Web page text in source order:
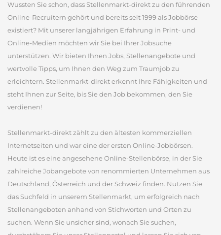
Wussten Sie schon, dass Stellenmarkt-direkt zu den führenden
Online-Recruitern gehört und bereits seit 1999 als Jobbörse
existiert? Mit unserer langjährigen Erfahrung in Print- und
Online-Medien möchten wir Sie bei Ihrer Jobsuche
unterstützen. Wir bieten Ihnen Jobs, Stellenangebote und
wertvolle Tipps, um Ihnen den Weg zum Traumjob zu
erleichtern. Stellenmarkt-direkt erkennt Ihre Fähigkeiten und
steht Ihnen zur Seite, bis Sie den Job bekommen, den Sie
verdienen!
Stellenmarkt-direkt zählt zu den ältesten kommerziellen
Internetseiten und war eine der ersten Online-Jobbörsen.
Heute ist es eine angesehene Online-Stellenbörse, in der Sie
zahlreiche Jobangebote von renommierten Unternehmen aus
Deutschland, Österreich und der Schweiz finden. Nutzen Sie
das Suchfeld in unserem Stellenmarkt, um erfolgreich nach
Stellenangeboten anhand von Stichworten und Orten zu
suchen. Wenn Sie unsicher sind, wonach Sie suchen,